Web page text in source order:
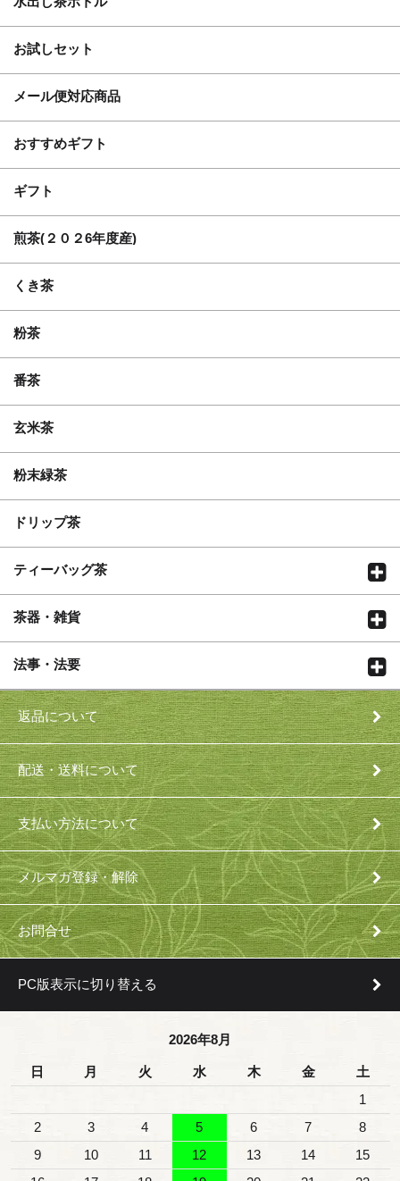
お試しセット
メール便対応商品
おすすめギフト
ギフト
煎茶(２０２6年度産)
くき茶
粉茶
番茶
玄米茶
粉末緑茶
ドリップ茶
ティーバッグ茶
茶器・雑貨
法事・法要
返品について
配送・送料について
支払い方法について
メルマガ登録・解除
お問合せ
PC版表示に切り替える
2026年8月
日 月 火 水 木 金
土
1
2
3 4 5 6 7
8
9
10 11 12 13 14
15